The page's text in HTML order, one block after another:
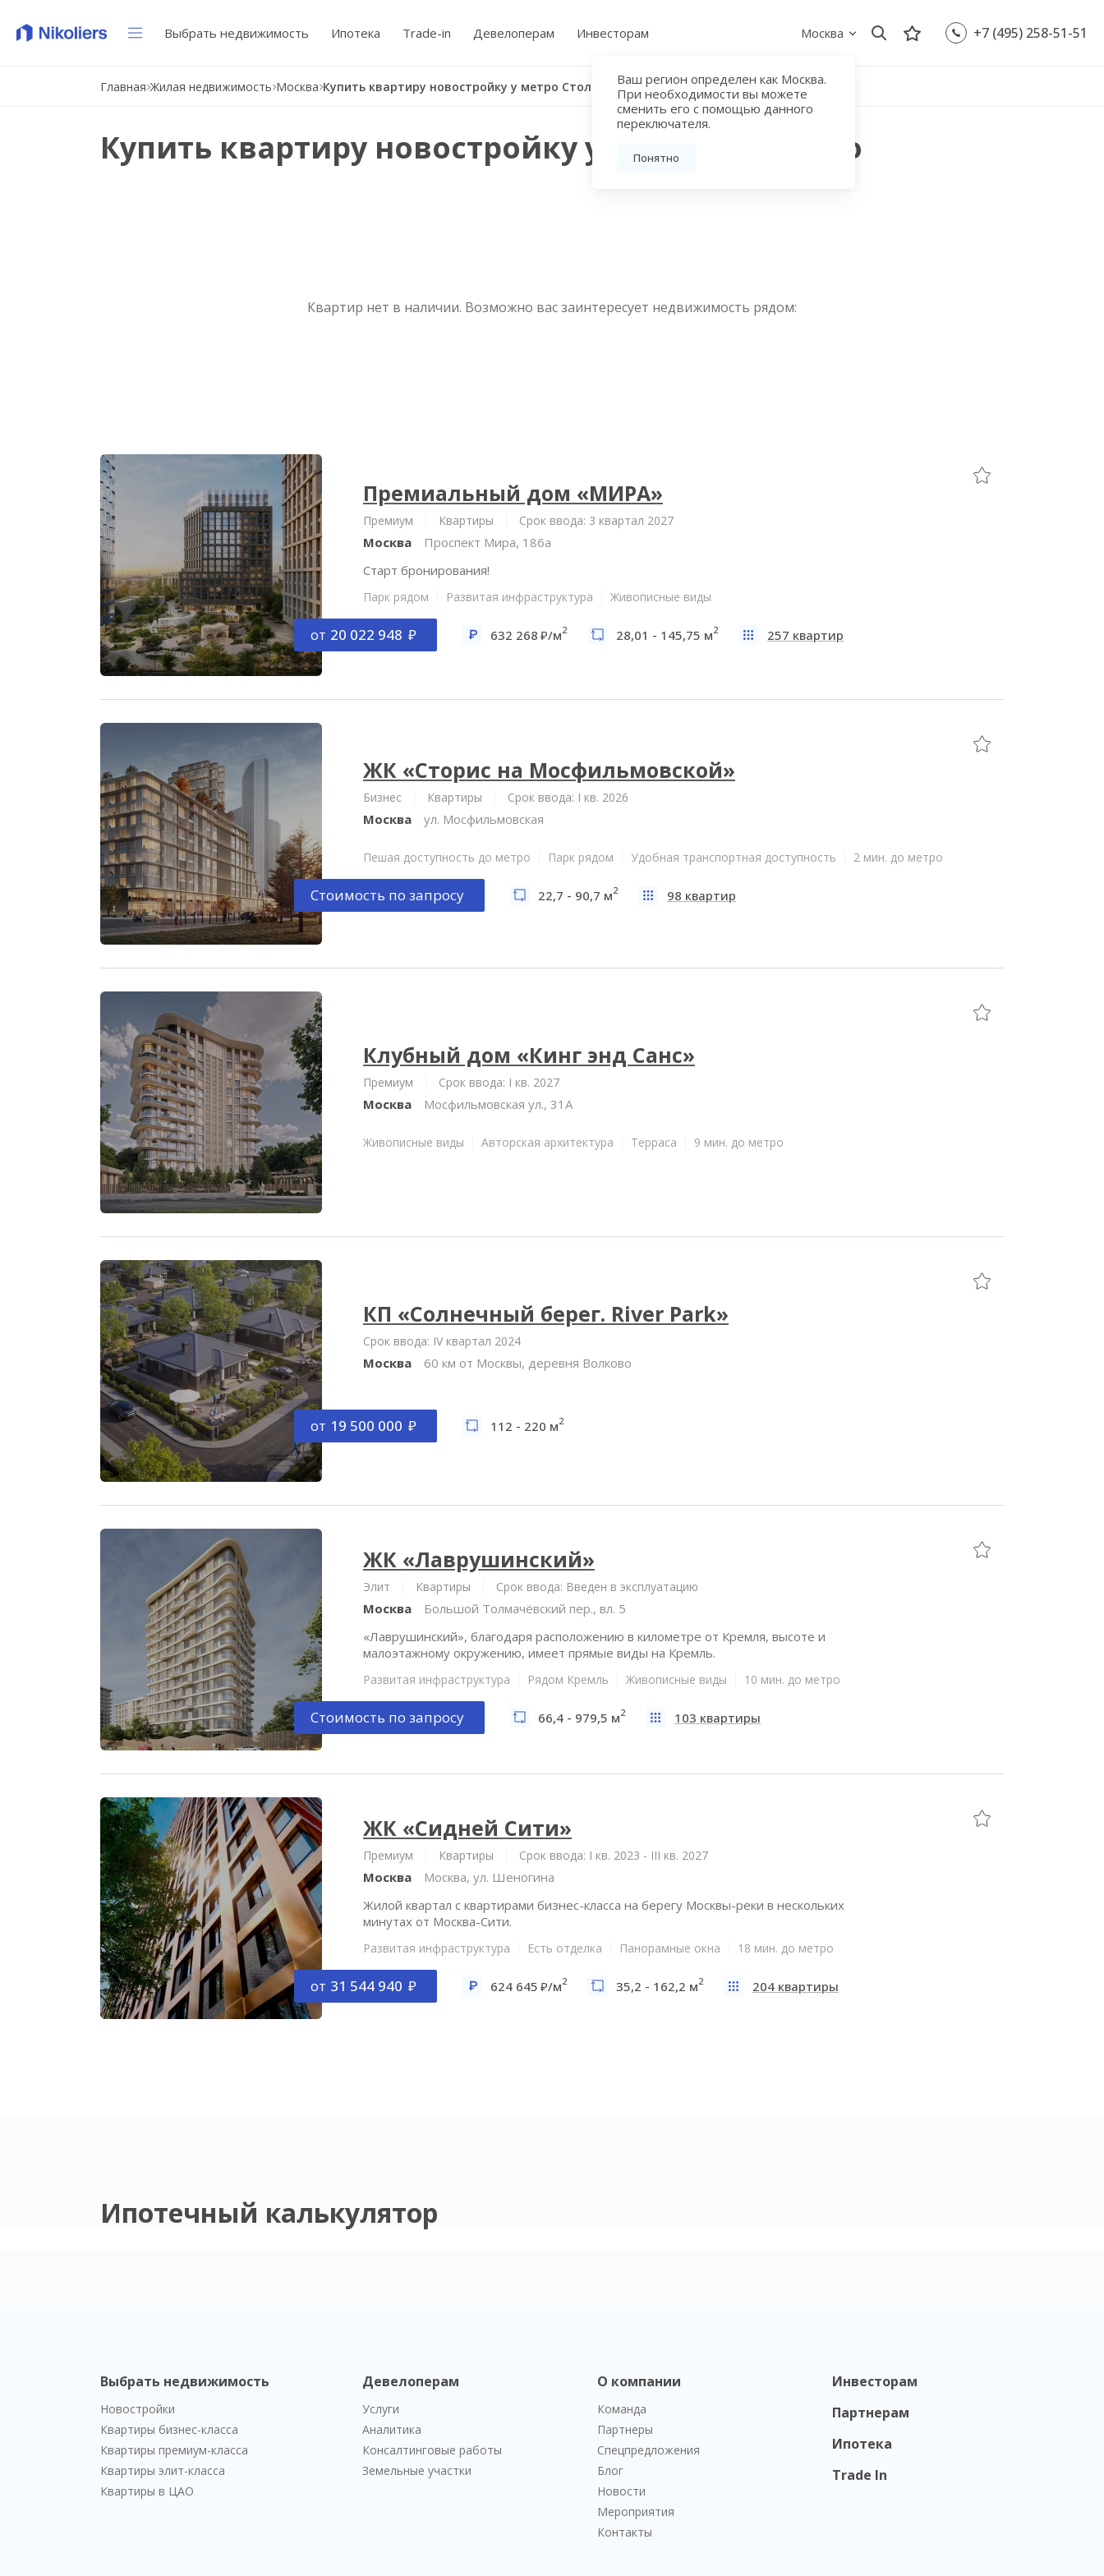
Выбрать недвижимость Ипотека Trade-in Девелоперам Инвесторам Москва
Ваш регион определен как Москва.
При необходимости вы можете
сменить его с помощью данного
переключателя.
Понятно
+7 (495) 258-51-51
Главная Жилая недвижимость Москва Купить квартиру новостройку у метро Столбово
Купить квартиру новостройку у метро Столбово
Квартир нет в наличии. Возможно вас заинтересует недвижимость рядом:
Премиальный дом «МИРА»
Премиум Квартиры Срок ввода: 3 квартал 2027
Москва
Проспект Мира, 186а
Старт бронирования!
Парк рядом Развитая инфраструктура Живописные виды
от 20 022 948 632 268 /м2 28,01 - 145,75 м2 257 квартир
ЖК «Сторис на Мосфильмовской»
Бизнес Квартиры Срок ввода: I кв. 2026
Москва ул. Мосфильмовская
Пешая доступность до метро Парк рядом Удобная транспортная доступность 2 мин. до метро
Стоимость по запросу 22,7 - 90,7 м2 98 квартир
Клубный дом «Кинг энд Санс»
Премиум Срок ввода: I кв. 2027
Москва Мосфильмовская ул., 31А
Живописные виды Авторская архитектура Терраса 9 мин. до метро
КП «Солнечный берег. River Park»
Срок ввода: IV квартал 2024
Москва 60 км от Москвы, деревня Волково
от 19 500 000 112 - 220 м2
ЖК «Лаврушинский»
Элит Квартиры Срок ввода: Введен в эксплуатацию
Москва
Большой Толмачёвский пер., вл. 5
«Лаврушинский», благодаря расположению в километре от Кремля, высоте и
малоэтажному окружению, имеет прямые виды на Кремль.
Развитая инфраструктура Рядом Кремль Живописные виды 10 мин. до метро
Стоимость по запросу 66,4 - 979,5 м2 103 квартиры
ЖК «Сидней Сити»
Премиум Квартиры Срок ввода: I кв. 2023 - III кв. 2027
Москва
Москва, ул. Шеногина
Жилой квартал с квартирами бизнес-класса на берегу Москвы-реки в нескольких
минутах от Москва-Сити.
Развитая инфраструктура Есть отделка Панорамные окна 18 мин. до метро
от 31 544 940 624 645 /м2 35,2 - 162,2 м2 204 квартиры
Ипотечный калькулятор
Выбрать недвижимость
Новостройки
Квартиры бизнес-класса
Квартиры премиум-класса
Квартиры элит-класса
Квартиры в ЦАО
Девелоперам
Услуги
Аналитика
Консалтинговые работы
Земельные участки
О компании
Команда
Партнеры
Спецпредложения
Блог
Новости
Мероприятия
Контакты
Инвесторам
Партнерам
Ипотека
Trade In